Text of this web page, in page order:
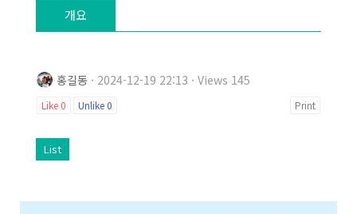
개요
홍길동 · 2024-12-19 22:13 · Views 145
Like 0 Unlike0 Print
List